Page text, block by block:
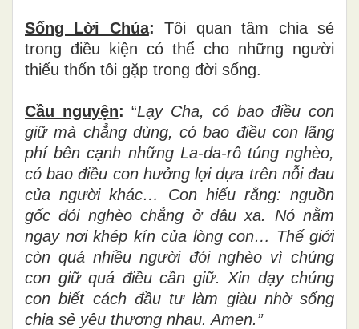
Sống Lời Chúa:
Tôi quan tâm chia sẻ
trong điều kiện có thể cho những người
thiếu thốn tôi gặp trong đời sống.
Cầu nguyện: “Lạy Cha, có bao điều con
giữ mà chẳng dùng, có bao điều con lãng
phí bên cạnh những La-da-rô túng nghèo,
có bao điều con hưởng lợi dựa trên nỗi đau
của người khác…
Con hiểu rằng: nguồn
gốc đói nghèo chẳng ở đâu xa. Nó nằm
ngay nơi khép kín của lòng con… Thế giới
còn quá nhiều người đói nghèo vì chúng
con giữ quá điều cần giữ. Xin dạy chúng
con biết cách đầu tư làm giàu nhờ sống
chia sẻ yêu thương nhau. Amen.”